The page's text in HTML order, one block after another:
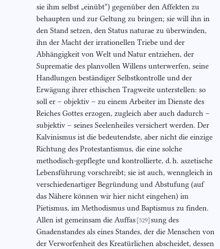
sie ihm selbst „einübt“) gegenüber den Affekten zu
behaupten und zur Geltung zu bringen; sie will ihn in
den Stand setzen, den Status naturae zu überwinden,
ihn der Macht der irrationellen Triebe und der
Abhängigkeit von Welt und Natur entziehen, der
Suprematie des planvollen Willens unterwerfen, seine
Handlungen beständiger Selbstkontrolle und der
Erwägung ihrer ethischen Tragweite unterstellen: so
soll er – objektiv – zu einem Arbeiter im Dienste des
Reiches Gottes erzogen, zugleich aber auch dadurch –
subjektiv – seines Seelenheiles versichert werden. Der
Kalvinismus ist die bedeutendste, aber nicht die einzige
Richtung des Protestantismus, die eine solche
methodisch-gepflegte und kontrollierte, d. h. aszetische
Lebensführung vorschreibt; sie ist auch, wenngleich in
verschiedenartiger Begründung und Abstufung (auf
das Nähere können wir hier nicht eingehen) im
Pietismus, im Methodismus und Baptismus zu finden.
Allen ist gemeinsam die Auffas [529] sung des
Gnadenstandes als eines Standes, der die Menschen von
der Verworfenheit des Kreatürlichen abscheidet, dessen